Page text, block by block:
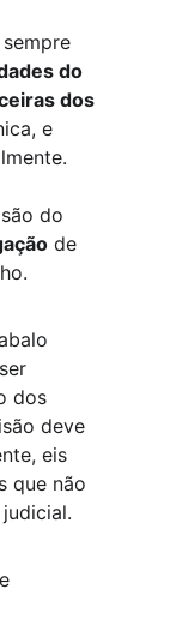
do
dos
e
do
de
dos
deve
eis
que não